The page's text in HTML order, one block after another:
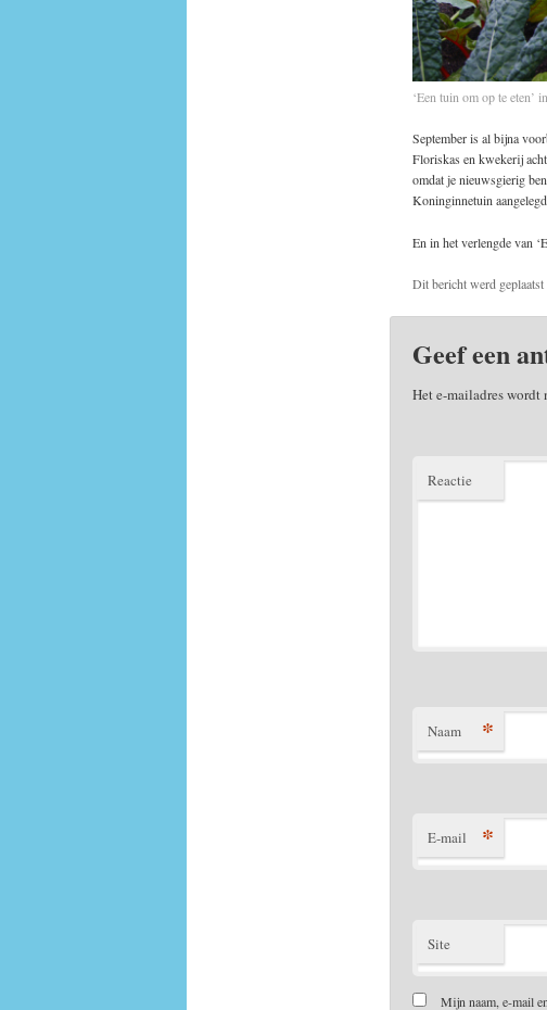
‘Een tuin om op te
September is al bijna
Floriskas en kwekerij
omdat je nieuwsgierig
Koninginnetuin
En in het verlengde van
Dit bericht werd geplaatst
Geef een
Het e-mailadres
Reactie
Naam *
E-mail *
Site
Mijn naam, e-mail